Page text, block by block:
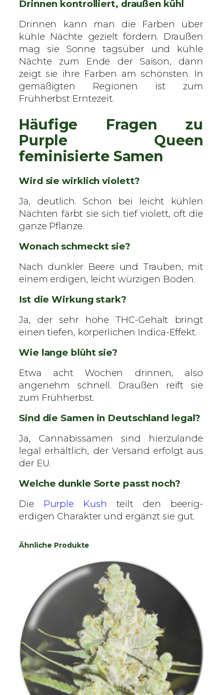
Drinnen kontrolliert, draußen kühl
Drinnen kann man die Farben über
kühle Nächte gezielt fördern. Draußen
mag sie Sonne tagsüber und kühle
Nächte zum Ende der Saison, dann
zeigt sie ihre Farben am schönsten. In
gemäßigten Regionen ist zum
Frühherbst Erntezeit.
Häufige Fragen zu
Purple Queen
feminisierte Samen
Wird sie wirklich violett?
Ja, deutlich. Schon bei leicht kühlen
Nächten färbt sie sich tief violett, oft die
ganze Pflanze.
Wonach schmeckt sie?
Nach dunkler Beere und Trauben, mit
einem erdigen, leicht würzigen Boden.
Ist die Wirkung stark?
Ja, der sehr hohe THC-Gehalt bringt
einen tiefen, körperlichen Indica-Effekt.
Wie lange blüht sie?
Etwa acht Wochen drinnen, also
angenehm schnell. Draußen reift sie
zum Frühherbst.
Sind die Samen in Deutschland legal?
Ja, Cannabissamen sind hierzulande
legal erhältlich, der Versand erfolgt aus
der EU.
Welche dunkle Sorte passt noch?
Die
Purple Kush teilt den beerig-
erdigen Charakter und ergänzt sie gut.
Ähnliche Produkte